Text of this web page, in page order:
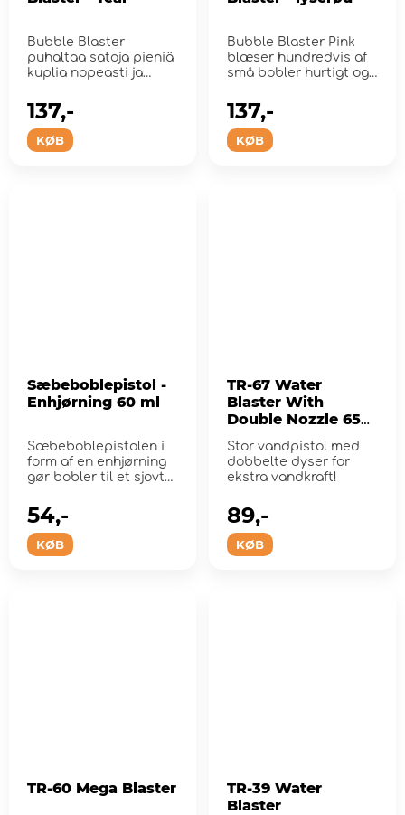
Bubble Blaster
puhaltaa satoja pieniä
kuplia nopeasti ja
KØB
137,-
Bubble Blaster Pink
blæser hundredvis af
små bobler hurtigt og
KØB
137,-
Sæbeboblepistol -
Enhjørning 60 ml
Sæbeboblepistolen i
form af en enhjørning
gør bobler til et sjovt
KØB
54,-
TR-67 Water
Blaster With
Double Nozzle 650
Stor vandpistol med
dobbelte dyser for
ekstra vandkraft!
KØB
89,-
TR-60 Mega Blaster
TR-39 Water
Blaster